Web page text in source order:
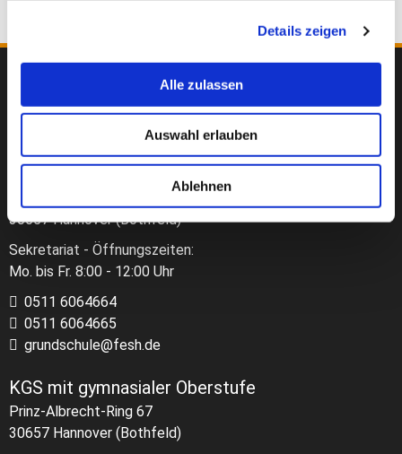
Details zeigen
Alle zulassen
Auswahl erlauben
Ablehnen
Kontaktdaten
30657 Hannover (Bothfeld)
Sekretariat - Öffnungszeiten:
Mo. bis Fr. 8:00 - 12:00 Uhr
0511 6064664
0511 6064665
grundschule@fesh.de
KGS mit gymnasialer Oberstufe
Prinz-Albrecht-Ring 67
30657 Hannover (Bothfeld)